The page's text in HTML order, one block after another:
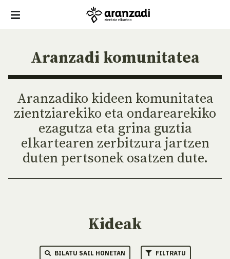
Aranzadi komunitatea
Aranzadiko kideen komunitatea
zientziarekiko eta ondarearekiko
ezagutza eta grina guztia
elkartearen zerbitzura jartzen
duten pertsonek osatzen dute.
Kideak
BILATU SAIL HONETAN FILTRATU